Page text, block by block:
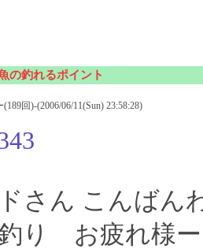
の釣れるポイント
回)-(2006/06/11(Sun) 23:58:28)
さん こんばん
り お疲れ様ー